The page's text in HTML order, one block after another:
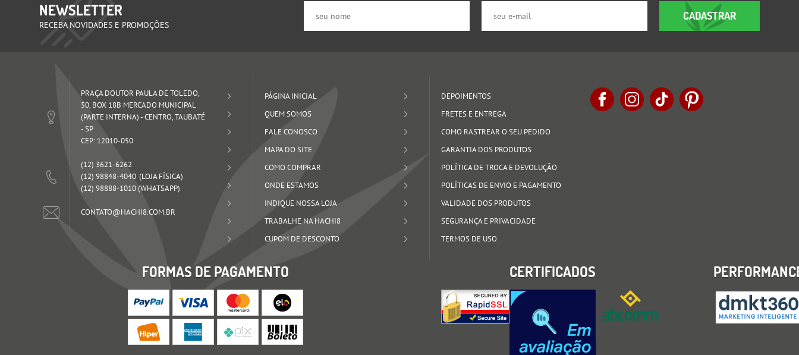
NEWSLETTER
RECEBA NOVIDADES E PROMOÇÕES
CADASTRAR
PRAÇA DOUTOR PAULA DE TOLEDO,
50, BOX 18B MERCADO MUNICIPAL
(PARTE INTERNA)-CENTRO, TAUBATÉ
-SP
CEP: 12010-050
(12) 3621-6262
(12) 98848-4040
(12) 98888-1010(WHATSAPP)
CONTATO@HACHI8.COM.BR
PÁGINA INICIAL
QUEM SOMOS
FALE CONOSCO
MAPA DO SITE
COMO COMPRAR
ONDE ESTAMOS
INDIQUE NOSSA LOJA
TRABALHE NA HACHI8
CUPOM DE DESCONTO
DEPOIMENTOS
FRETES E ENTREGA
COMO RASTREAR O SEU PEDIDO
GARANTIA DOS PRODUTOS
POLÍTICA DE TROCA E DEVOLUÇÃO
POLÍTICAS DE ENVIO E PAGAMENTO
VALIDADE DOS PRODUTOS
SEGURANÇA E PRIVACIDADE
TERMOS DE USO
FORMAS DE PAGAMENTO CERTIFICADOS